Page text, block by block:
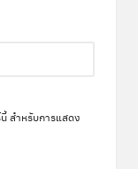
สำหรับการแสดง